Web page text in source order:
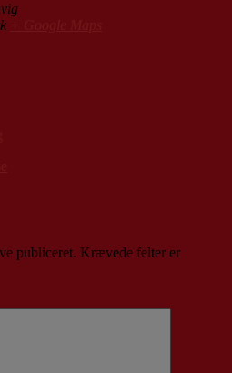
publiceret. Krævede felter er